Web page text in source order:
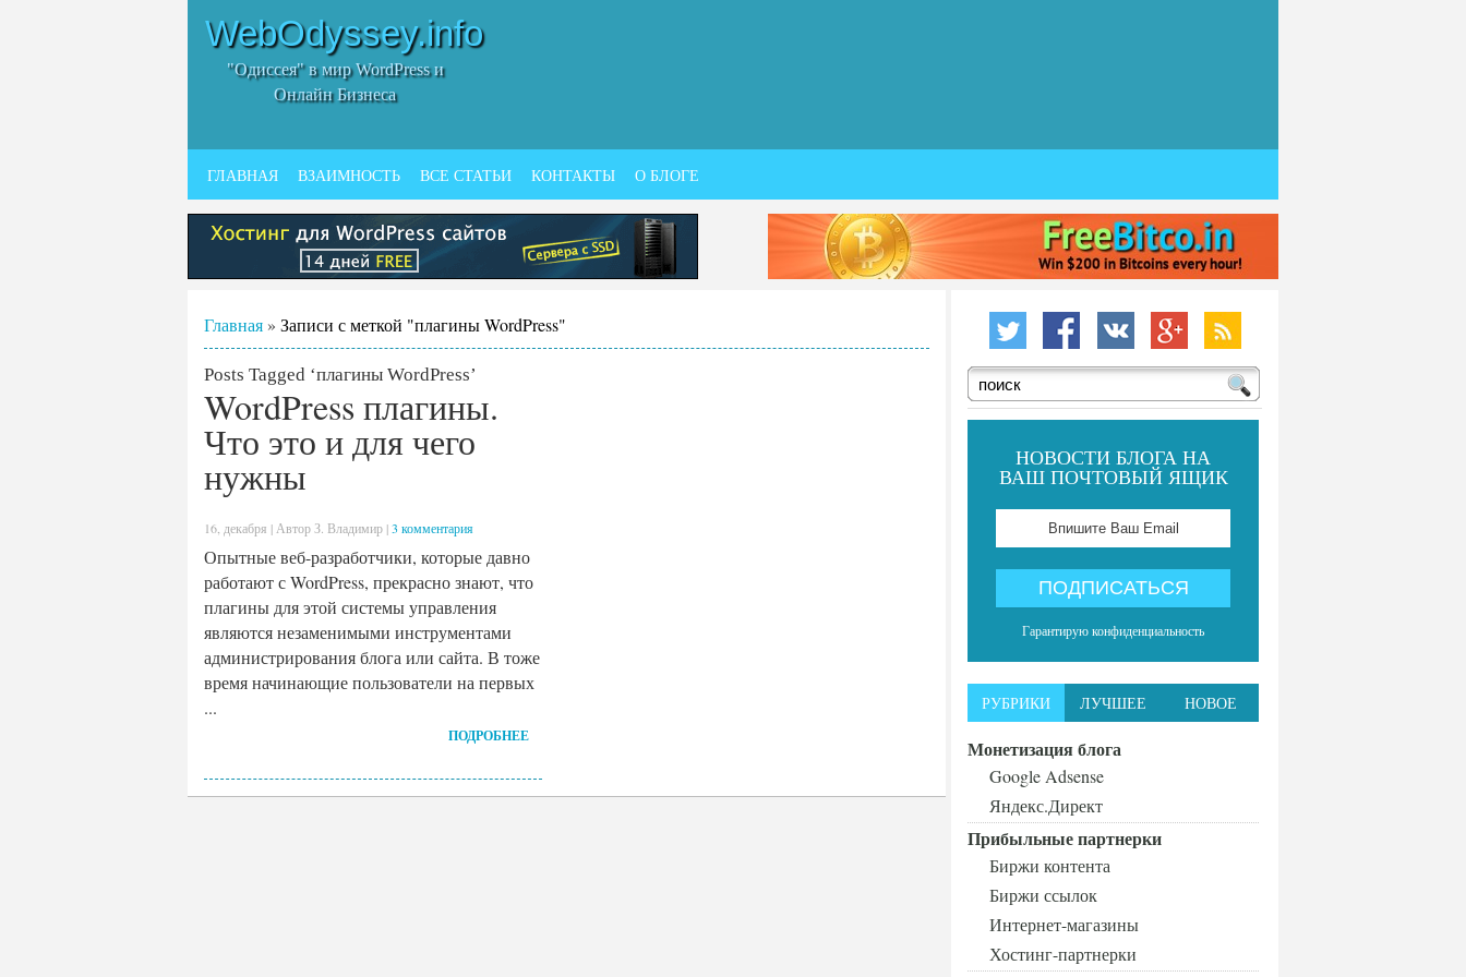
WebOdyssey.info
"Одиссея" в мир WordPress и
Онлайн Бизнеса
ГЛАВНАЯ ВЗАИМНОСТЬ ВСЕ СТАТЬИ КОНТАКТЫ О БЛОГЕ
Главная » Записи с меткой "плагины WordPress"
Posts Tagged ‘плагины WordPress’
WordPress плагины.
Что это и для чего
нужны
16, декабря | Автор З. Владимир |3 комментария
Опытные веб-разработчики, которые давно
работают с WordPress, прекрасно знают, что
плагины для этой системы управления
являются незаменимыми инструментами
администрирования блога или сайта. В тоже
время начинающие пользователи на первых
...
ПОДРОБНЕЕ
НОВОСТИ БЛОГА НА
ВАШ ПОЧТОВЫЙ ЯЩИК
Гарантирую конфиденциальность
РУБРИКИ ЛУЧШЕЕ НОВОЕ
Монетизация блога
Google Adsense
Яндекс.Директ
Прибыльные партнерки
Биржи контента
Биржи ссылок
Интернет-магазины
Хостинг-партнерки